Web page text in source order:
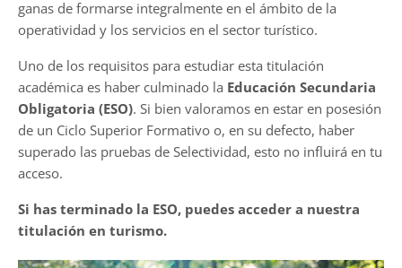
ganas de formarse integralmente en el ámbito de la
operatividad y los servicios en el sector turístico.
Uno de los requisitos para estudiar esta titulación
académica es haber culminado la Educación Secundaria
Obligatoria (ESO). Si bien valoramos en estar en posesión
de un Ciclo Superior Formativo o, en su defecto, haber
superado las pruebas de Selectividad, esto no influirá en tu
acceso.
Si has terminado la ESO, puedes acceder a nuestra
titulación en turismo.